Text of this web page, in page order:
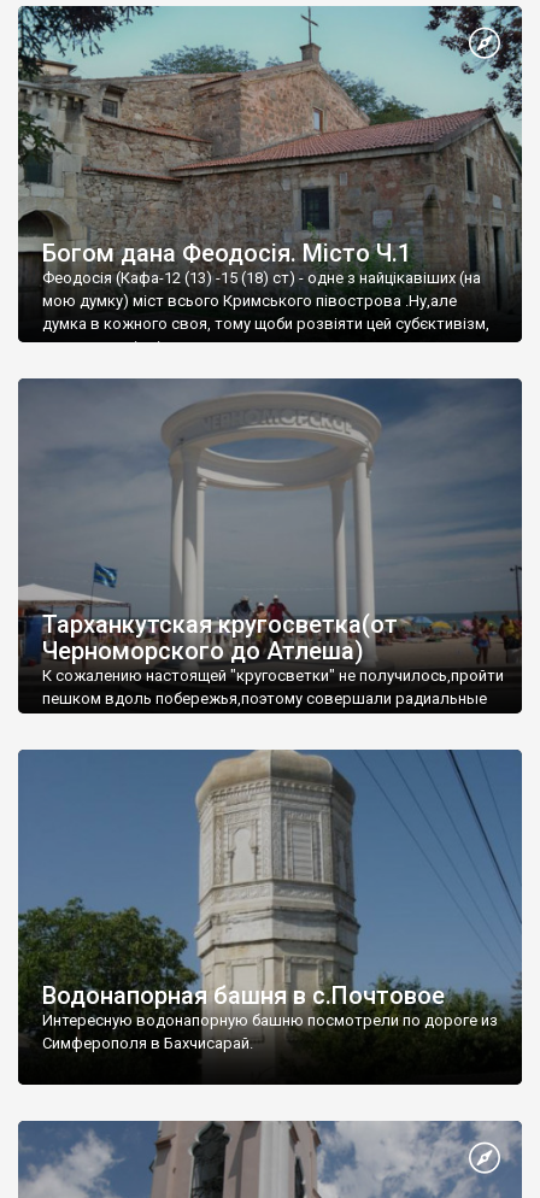
Богом дана Феодосія. Місто Ч.1
Феодосія (Кафа-12 (13) -15 (18) ст) - одне з найцікавіших (на
мою думку) міст всього Кримського півострова .Ну,але
думка в кожного своя, тому щоби розвіяти цей субєктивізм,
запрошую відвідати це
Тарханкутская кругосветка(от
Черноморского до Атлеша)
К сожалению настоящей "кругосветки" не получилось,пройти
пешком вдоль побережья,поэтому совершали радиальные
Водонапорная башня в с.Почтовое
Интересную водонапорную башню посмотрели по дороге из
Симферополя в Бахчисарай.